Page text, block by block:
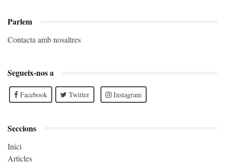
Parlem
Contacta amb nosaltres
Segueix-nos a
Facebook Twitter Instagram
Seccions
Inici
Articles